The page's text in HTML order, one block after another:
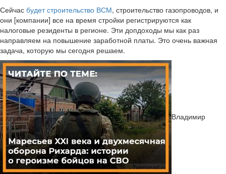
Сейчас будет строительство ВСМ, строительство газопроводов, и
они [компании] все на время стройки регистрируются как
налоговые резиденты в регионе. Эти допдоходы мы как раз
направляем на повышение заработной платы. Это очень важная
задача, которую мы сегодня решаем.
Владимир